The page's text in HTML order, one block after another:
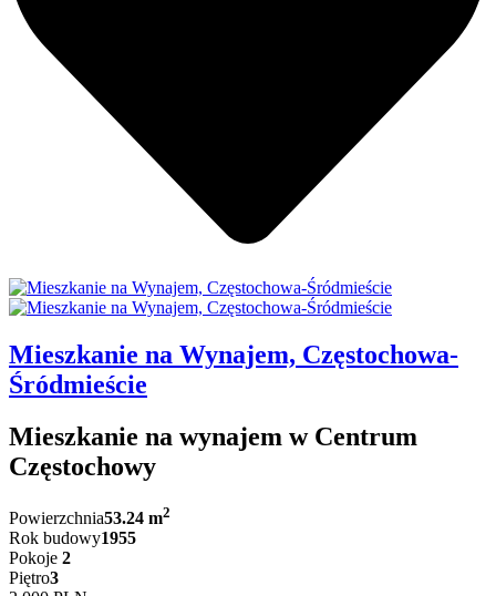
Mieszkanie na Wynajem, Częstochowa-
Śródmieście
Mieszkanie na wynajem w Centrum
Częstochowy
Powierzchnia53.24 m2
Rok budowy1955
Pokoje 2
Piętro3